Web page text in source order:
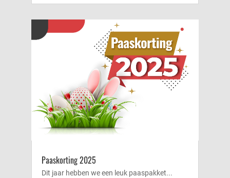
Paaskorting 2025
Dit jaar hebben we een leuk paaspakket...